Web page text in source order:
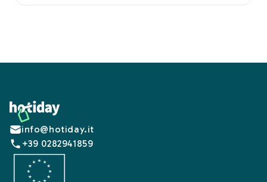
Footer
info@hotiday.it
+39 0282941859